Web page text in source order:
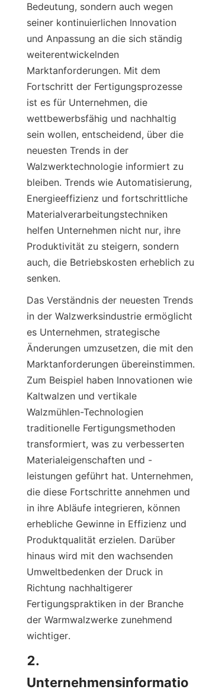
Bedeutung, sondern auch wegen
seiner kontinuierlichen Innovation
und Anpassung an die sich ständig
weiterentwickelnden
Marktanforderungen. Mit dem
Fortschritt der Fertigungsprozesse
ist es für Unternehmen, die
wettbewerbsfähig und nachhaltig
sein wollen, entscheidend, über die
neuesten Trends in der
Walzwerktechnologie informiert zu
bleiben. Trends wie Automatisierung,
Energieeffizienz und fortschrittliche
Materialverarbeitungstechniken
helfen Unternehmen nicht nur, ihre
Produktivität zu steigern, sondern
auch, die Betriebskosten erheblich zu
senken.
Das Verständnis der neuesten Trends
in der Walzwerksindustrie ermöglicht
es Unternehmen, strategische
Änderungen umzusetzen, die mit den
Marktanforderungen übereinstimmen.
Zum Beispiel haben Innovationen wie
Kaltwalzen und vertikale
Walzmühlen-Technologien
traditionelle Fertigungsmethoden
transformiert, was zu verbesserten
Materialeigenschaften und -
leistungen geführt hat. Unternehmen,
die diese Fortschritte annehmen und
in ihre Abläufe integrieren, können
erhebliche Gewinne in Effizienz und
Produktqualität erzielen. Darüber
hinaus wird mit den wachsenden
Umweltbedenken der Druck in
Richtung nachhaltigerer
Fertigungspraktiken in der Branche
der Warmwalzwerke zunehmend
wichtiger.
2.
Unternehmensinformatio